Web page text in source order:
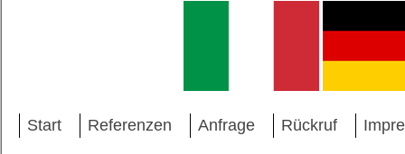
Start Referenzen Anfrage Rückruf